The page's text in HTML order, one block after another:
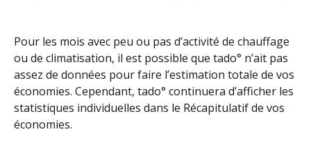
Pour les mois avec peu ou pas d’activité de chauffage
ou de climatisation, il est possible que tado° n’ait pas
assez de données pour faire l’estimation totale de vos
économies. Cependant, tado° continuera d’afficher les
statistiques individuelles dans le Récapitulatif de vos
économies.